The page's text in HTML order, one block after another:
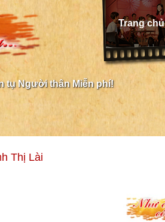
Trang chủ
tụ Người thân Miễn phí!
Thị Lài